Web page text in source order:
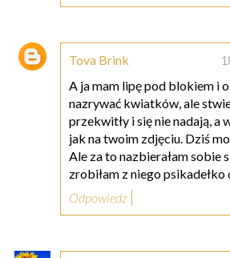
Tova Brink
A ja mam lipę pod blokiem i
nazrywać kwiatków, ale
przekwitły i się nie nadają, a
jak na twoim zdjęciu. Dziś
Ale za to nazbierałam sobie
zrobiłam z niego psikadełko
Odpowiedz